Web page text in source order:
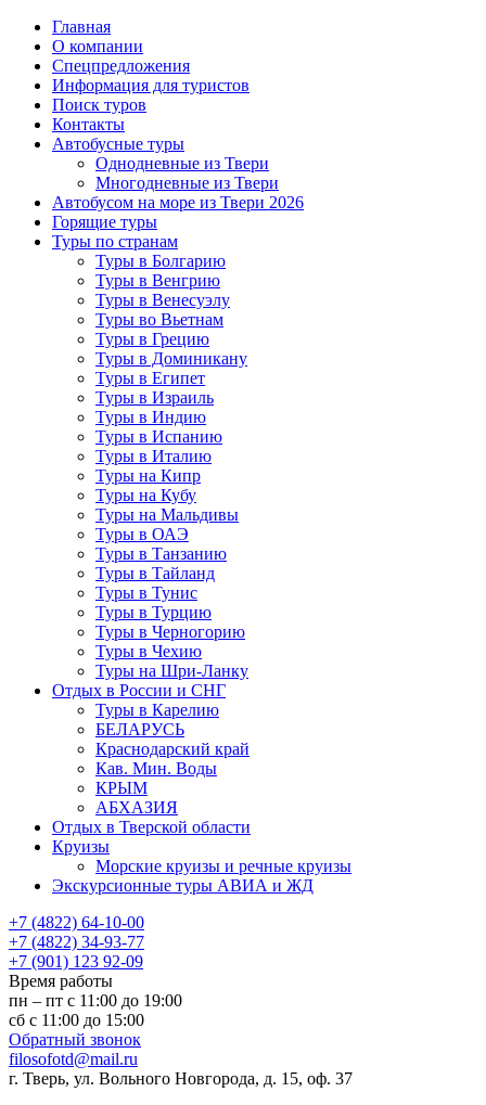
Главная
О компании
Спецпредложения
Информация для туристов
Поиск туров
Контакты
Автобусные туры
Однодневные из Твери
Многодневные из Твери
Автобусом на море из Твери 2026
Горящие туры
Туры по странам
Туры в Болгарию
Туры в Венгрию
Туры в Венесуэлу
Туры во Вьетнам
Туры в Грецию
Туры в Доминикану
Туры в Египет
Туры в Израиль
Туры в Индию
Туры в Испанию
Туры в Италию
Туры на Кипр
Туры на Кубу
Туры на Мальдивы
Туры в ОАЭ
Туры в Танзанию
Туры в Тайланд
Туры в Тунис
Туры в Турцию
Туры в Черногорию
Туры в Чехию
Туры на Шри-Ланку
Отдых в России и СНГ
Туры в Карелию
БЕЛАРУСЬ
Краснодарский край
Кав. Мин. Воды
КРЫМ
АБХАЗИЯ
Отдых в Тверской области
Круизы
Морские круизы и речные круизы
Экскурсионные туры АВИА и ЖД
‪+7 (4822) 64-10-00
+7 (4822) 34-93-77
+7 (901) 123 92-09
Время работы
пн – пт с 11:00 до 19:00
сб с 11:00 до 15:00
Обратный звонок
filosofotd@mail.ru
г. Тверь, ул. Вольного Новгорода, д. 15, оф. 37